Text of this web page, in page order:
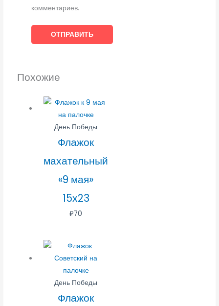
комментариев.
Похожие
День Победы
Флажок
махательный
«9 мая»
15х23
₽70
День Победы
Флажок